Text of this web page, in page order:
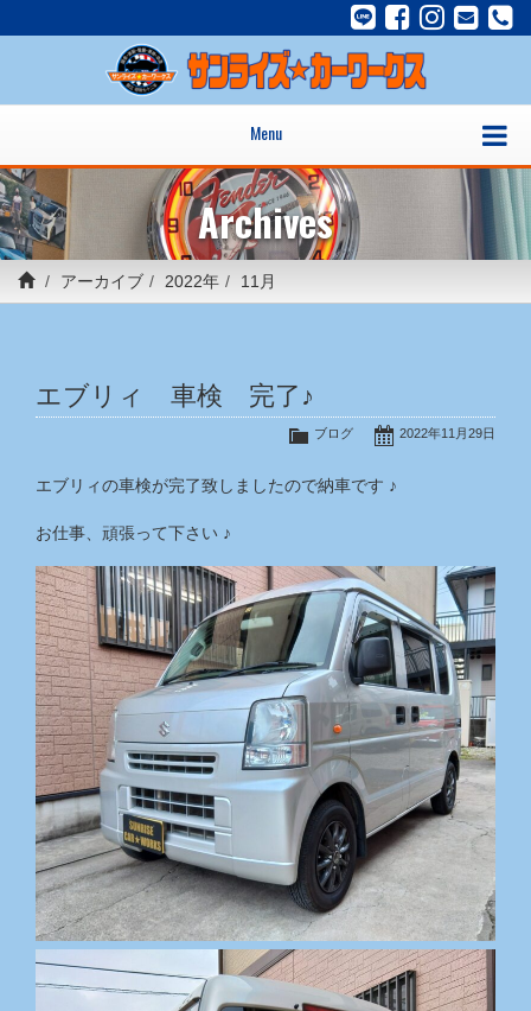
Menu
Archives
アーカイブ 2022年 11月
エブリィ 車検 完了♪
2022年11月29日
ブログ
エブリィの車検が完了致しましたので納車です ♪
お仕事、頑張って下さい ♪